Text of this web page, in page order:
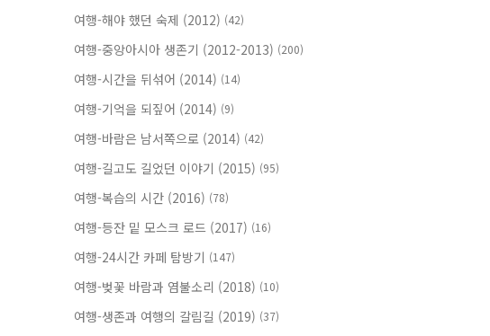
여행-해야 했던 숙제 (2012) (42)
여행-중앙아시아 생존기 (2012-2013) (200)
여행-시간을 뒤섞어 (2014) (14)
여행-기억을 되짚어 (2014) (9)
여행-바람은 남서쪽으로 (2014) (42)
여행-길고도 길었던 이야기 (2015) (95)
여행-복습의 시간 (2016) (78)
여행-등잔 밑 모스크 로드 (2017) (16)
여행-24시간 카페 탐방기 (147)
여행-벚꽃 바람과 염불소리 (2018) (10)
여행-생존과 여행의 갈림길 (2019) (37)